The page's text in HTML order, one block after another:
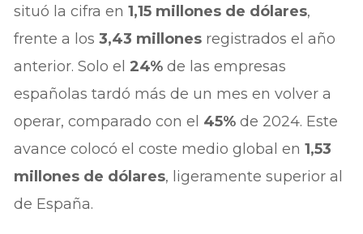
situó la cifra en1,15 millones de dólares,
frente a los3,43 millones registrados el año
anterior. Solo el24% de las empresas
españolas tardó más de un mes en volver a
operar, comparado con el 45% de 2024. Este
avance colocó el coste medio global en1,53
millones de dólares, ligeramente superior al
de España.